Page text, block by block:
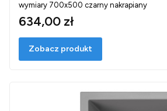
wymiary 700x500 czarny nakrapiany
634,00 zł
Zobacz produkt